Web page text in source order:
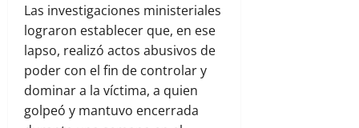
Las investigaciones ministeriales
lograron establecer que, en ese
lapso, realizó actos abusivos de
poder con el fin de controlar y
dominar a la víctima, a quien
golpeó y mantuvo encerrada